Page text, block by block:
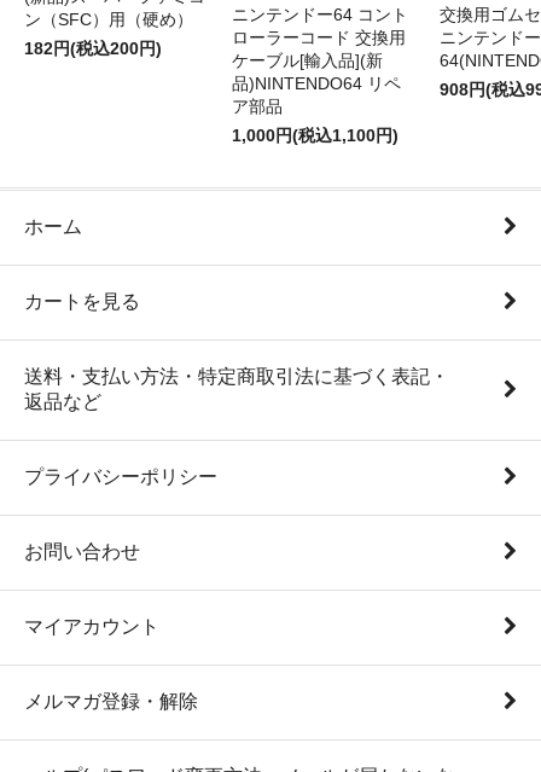
ン（SFC）用（硬め）
182円(税込200円)
ニンテンドー64 コント
ローラーコード 交換用
ケーブル[輸入品](新
品)NINTENDO64 リペ
ア部品
1,000円(税込1,100円)
交換用ゴム
ニンテンドー
908円(税込
ホーム
カートを見る
送料・支払い方法・特定商取引法に基づく表記・
返品など
プライバシーポリシー
お問い合わせ
マイアカウント
メルマガ登録・解除